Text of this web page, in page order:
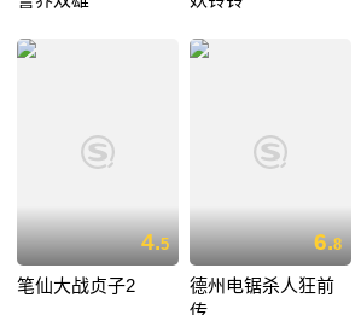
4.5
笔仙大战贞子2
6.8
德州电锯杀人狂前